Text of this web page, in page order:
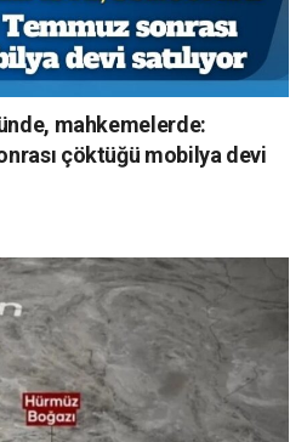
mahkemelerde:
çöktüğü mobilya devi